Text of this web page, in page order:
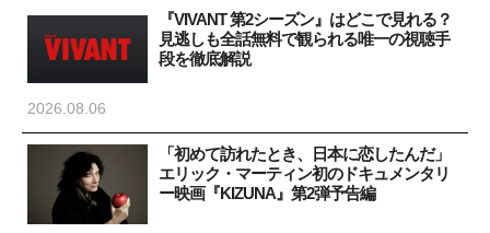
『VIVANT 第2シーズン』はどこで見れる？
見逃しも全話無料で観られる唯一の視聴手
段を徹底解説
2026.08.06
「初めて訪れたとき、日本に恋したんだ」
エリック・マーティン初のドキュメンタリ
ー映画『KIZUNA』第2弾予告編